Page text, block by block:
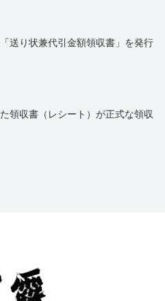
送り状兼代引金額領収書」を発行
領収書（レシート）が正式な領収